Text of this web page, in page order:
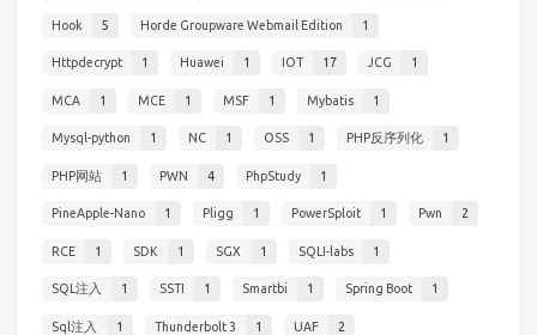
Hook 5 Horde Groupware Webmail Edition 1
Httpdecrypt 1 Huawei 1 IOT 17 JCG 1
MCA 1 MCE 1 MSF 1 Mybatis 1
Mysql-python 1 NC 1 OSS 1 PHP反序列化 1
PHP网站 1 PWN 4 PhpStudy 1
PineApple-Nano 1 Pligg 1 PowerSploit 1 Pwn 2
RCE 1 SDK 1 SGX 1 SQLI-labs 1
SQL注入 1 SSTI 1 Smartbi 1 Spring Boot 1
Sql注入 1 Thunderbolt 3 1 UAF 2